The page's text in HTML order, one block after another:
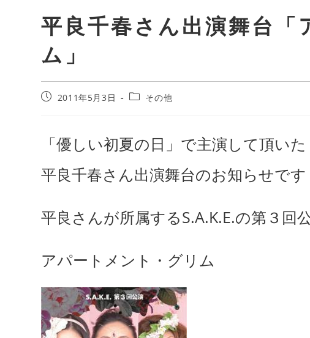
平良千春さん出演舞台「
ム」
2011年5月3日 その他
「優しい初夏の日」で主演して頂いた
平良千春さん出演舞台のお知らせです
平良さんが所属するS.A.K.E.の第３回
アパートメント・グリム